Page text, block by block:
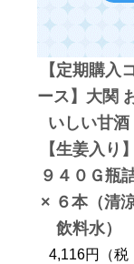
【定期購入
ース】大関
いしい甘酒
【生姜入り】
９４０Ｇ瓶
× ６本（清
飲料水）
4,116円（税